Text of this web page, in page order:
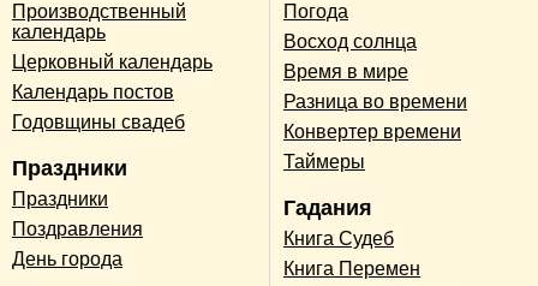
Производственный
календарь
Церковный календарь
Календарь постов
Годовщины свадеб
Праздники
Праздники
Поздравления
День города
Погода
Восход солнца
Время в мире
Разница во времени
Конвертер времени
Таймеры
Гадания
Книга Судеб
Книга Перемен